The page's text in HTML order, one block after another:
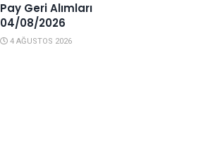
Pay Geri Alımları
04/08/2026
4 AĞUSTOS 2026